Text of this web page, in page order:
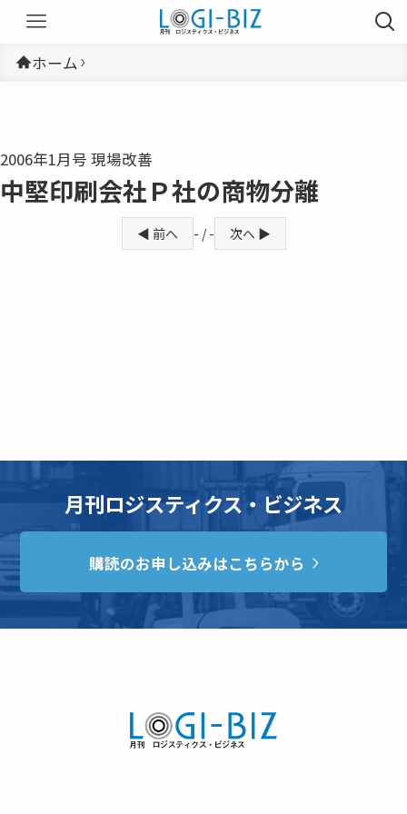
ホーム
2006年1月号 現場改善
中堅印刷会社Ｐ社の商物分離
◀ 前へ - / - 次へ ▶
月刊ロジスティクス・ビジネス
購読のお申し込みはこちらから